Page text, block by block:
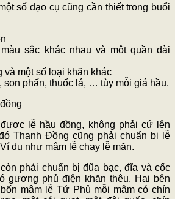
số đạo cụ cũng cần thiết trong buổi
sắc khác nhau và một quần dài
và một số loại khăn khác
son phấn, thuốc lá, … tùy mỗi giá hầu.
lễ hầu đồng, không phải cứ lên
Thanh Đồng cũng phải chuẩn bị lễ
dụ như mâm lễ chay lễ mặn.
phải chuẩn bị đũa bạc, đĩa và cốc
gương phủ điện khăn thêu. Hai bên
mâm lễ Tứ Phủ mỗi mâm có chín